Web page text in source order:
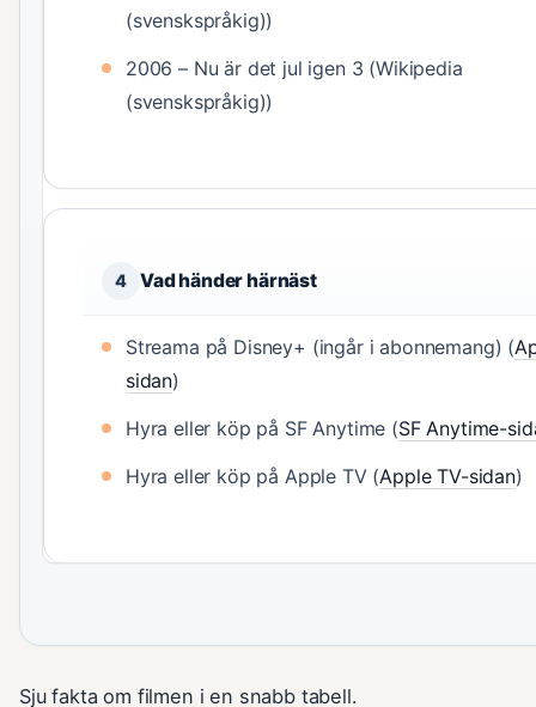
(svenskspråkig))
2006 – Nu är det jul igen 3 (Wikipedia
(svenskspråkig))
4 Vad händer härnäst
Streama på Disney+ (ingår i abonnemang) (
sidan)
Hyra eller köp på SF Anytime (SF Anytime-
Hyra eller köp på Apple TV (Apple TV-sidan)
Sju fakta om filmen i en snabb tabell.